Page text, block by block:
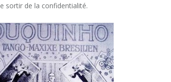
sortir de la confidentialité.